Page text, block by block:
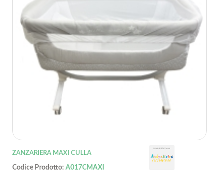
ZANZARIERA MAXI CULLA
Codice Prodotto: A017CMAXI